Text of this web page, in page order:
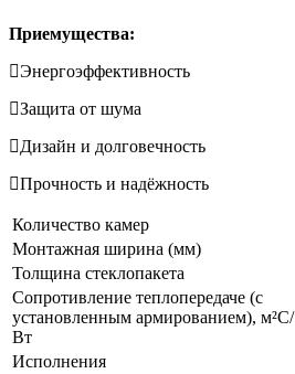
Приемущества:
Энергоэффективность
Защита от шума
Дизайн и долговечность
Прочность и надёжность
Количество камер
Монтажная ширина (мм)
Толщина стеклопакета
Сопротивление теплопередаче (с
установленным армированием), м²С/
Вт
Исполнения